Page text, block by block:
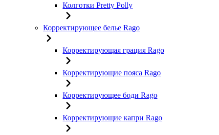
Колготки Pretty Polly
Корректирующее белье Rago
Корректирующая грация Rago
Корректирующие пояса Rago
Корректирующее боди Rago
Корректирующие капри Rago